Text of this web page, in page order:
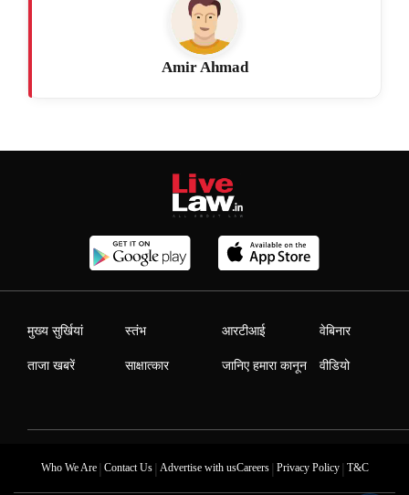
Amir Ahmad
मुख्य सुर्खियां
ताजा खबरें
स्तंभ
साक्षात्कार
आरटीआई
जानिए हमारा कानून
वेबिनार
वीडियो
Who We Are| Contact Us| Advertise with usCareers| Privacy Policy| T&C